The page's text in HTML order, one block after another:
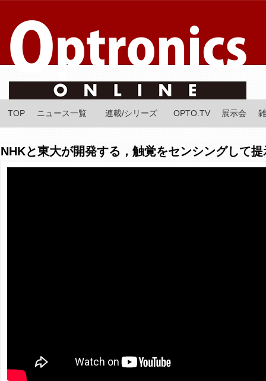
TOP ニュース一覧 連載/シリーズ OPTO.TV 展示会
NHKと東大が開発する，触覚をセンシングして